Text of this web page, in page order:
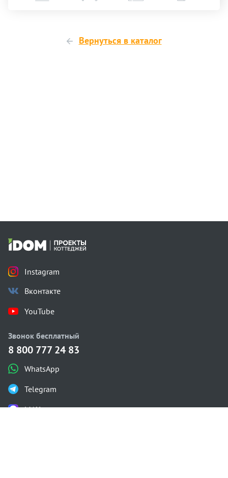
Вернуться в каталог
Instagram
Вконтакте
YouTube
Звонок бесплатный
8 800 777 24 83
WhatsApp
Telegram
MAX